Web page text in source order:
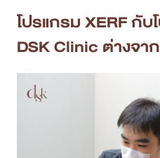
โปรแกรม XERF กั
DSK Clinic ต่างจา